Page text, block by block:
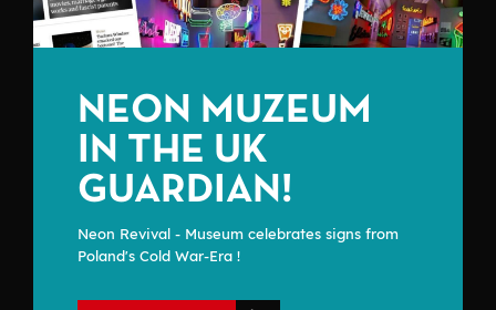
NEON MUZEUM
IN THE UK
GUARDIAN!
Neon Revival - Museum celebrates signs from
Poland's Cold War-Era !